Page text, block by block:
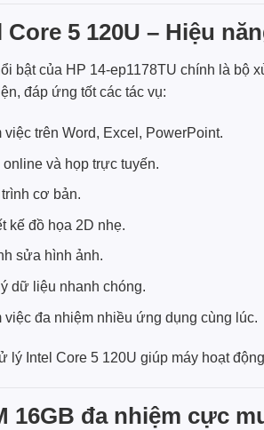
Core 5 120U – Hiệu
bật của HP 14-ep1178TU chính là bộ
đáp ứng tốt các tác vụ:
việc trên Word, Excel, PowerPoint.
online và họp trực tuyến.
trình cơ bản.
kế đồ họa 2D nhẹ.
sửa hình ảnh.
dữ liệu nhanh chóng.
việc đa nhiệm nhiều ứng dụng cùng lúc.
lý Intel Core 5 120U giúp máy hoạt
16GB đa nhiệm cực